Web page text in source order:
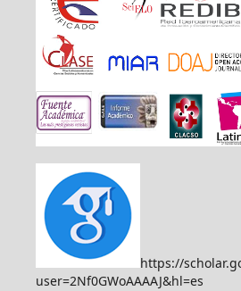
https://
user=2Nf0GWoAAAAJ&hl=es